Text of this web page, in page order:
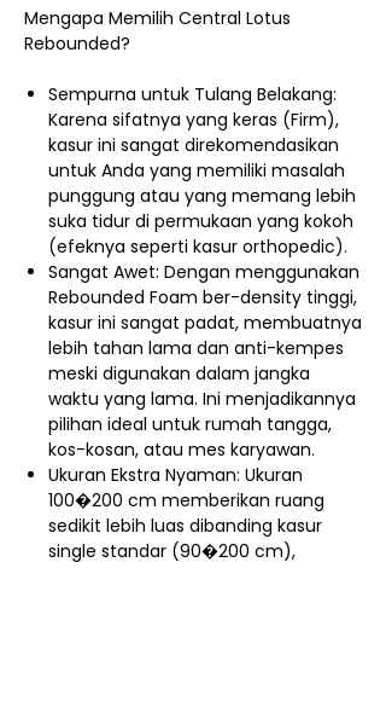
Mengapa Memilih Central Lotus
Rebounded?
Sempurna untuk Tulang Belakang:
Karena sifatnya yang keras (Firm),
kasur ini sangat direkomendasikan
untuk Anda yang memiliki masalah
punggung atau yang memang lebih
suka tidur di permukaan yang kokoh
(efeknya seperti kasur orthopedic).
Sangat Awet: Dengan menggunakan
Rebounded Foam ber-density tinggi,
kasur ini sangat padat, membuatnya
lebih tahan lama dan anti-kempes
meski digunakan dalam jangka
waktu yang lama. Ini menjadikannya
pilihan ideal untuk rumah tangga,
kos-kosan, atau mes karyawan.
Ukuran Ekstra Nyaman: Ukuran
100�200 cm memberikan ruang
sedikit lebih luas dibanding kasur
single standar (90�200 cm),